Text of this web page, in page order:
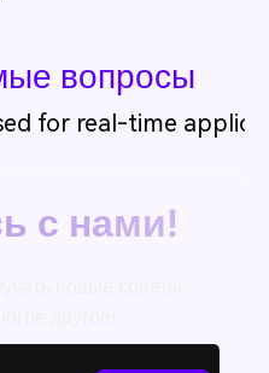
вопросы
for real-time
с нами!